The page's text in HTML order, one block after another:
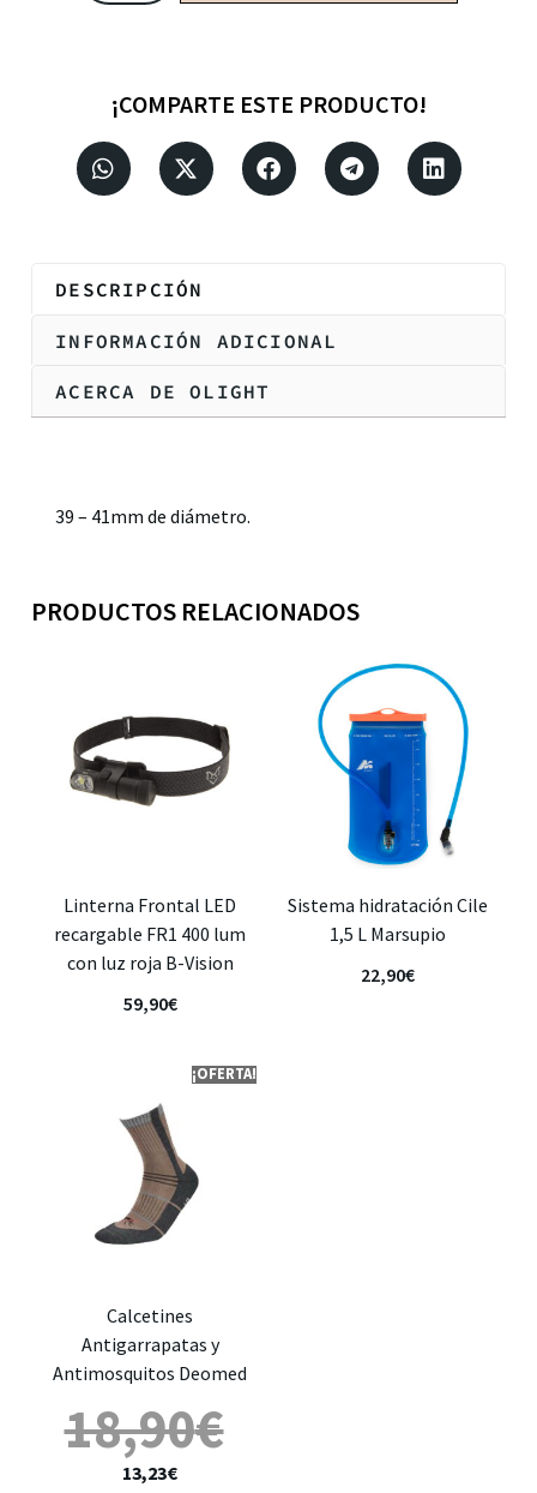
¡COMPARTE ESTE PRODUCTO!
DESCRIPCIÓN
INFORMACIÓN ADICIONAL
ACERCA DE OLIGHT
39 – 41mm de diámetro.
PRODUCTOS RELACIONADOS
Linterna Frontal LED
recargable FR1 400 lum
con luz roja B-Vision
59,90€
Sistema hidratación Cile
1,5 L Marsupio
22,90€
¡OFERTA!
Calcetines
Antigarrapatas y
Antimosquitos Deomed
18,90€
13,23€